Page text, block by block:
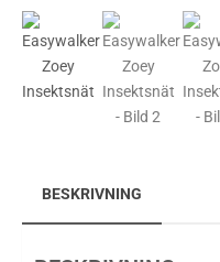
BESKRIVNING